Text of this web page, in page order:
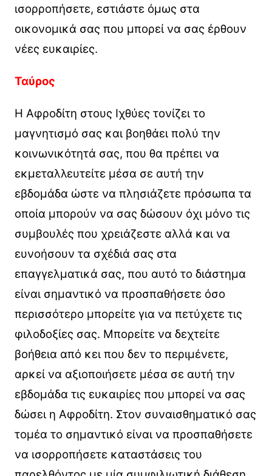
ισορροπήσετε, εστιάστε όμως στα
οικονομικά σας που μπορεί να σας έρθουν
νέες ευκαιρίες.
Ταύρος
Η Αφροδίτη στους Ιχθύες τονίζει το
μαγνητισμό σας και βοηθάει πολύ την
κοινωνικότητά σας, που θα πρέπει να
εκμεταλλευτείτε μέσα σε αυτή την
εβδομάδα ώστε να πλησιάζετε πρόσωπα τα
οποία μπορούν να σας δώσουν όχι μόνο τις
συμβουλές που χρειάζεστε αλλά και να
ευνοήσουν τα σχέδιά σας στα
επαγγελματικά σας, που αυτό το διάστημα
είναι σημαντικό να προσπαθήσετε όσο
περισσότερο μπορείτε για να πετύχετε τις
φιλοδοξίες σας. Μπορείτε να δεχτείτε
βοήθεια από κει που δεν το περιμένετε,
αρκεί να αξιοποιήσετε μέσα σε αυτή την
εβδομάδα τις ευκαιρίες που μπορεί να σας
δώσει η Αφροδίτη. Στον συναισθηματικό σας
τομέα το σημαντικό είναι να προσπαθήσετε
να ισορροπήσετε καταστάσεις του